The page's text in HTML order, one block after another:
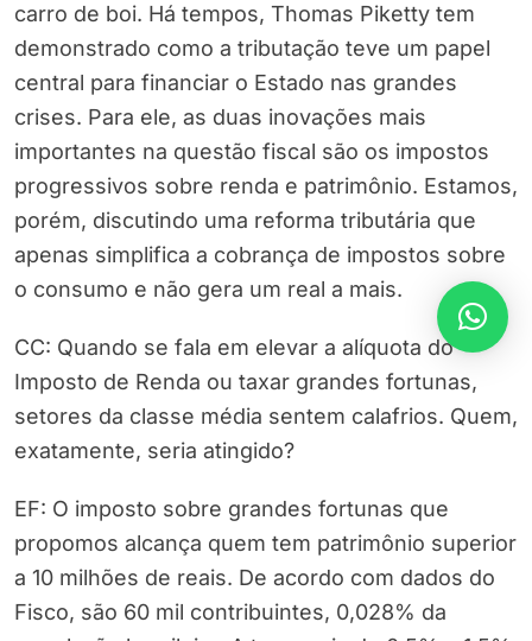
carro de boi. Há tempos, Thomas Piketty tem
demonstrado como a tributação teve um papel
central para financiar o Estado nas grandes
crises. Para ele, as duas inovações mais
importantes na questão fiscal são os impostos
progressivos sobre renda e patrimônio. Estamos,
porém, discutindo uma reforma tributária que
apenas simplifica a cobrança de impostos sobre
o consumo e não gera um real a mais.
CC: Quando se fala em elevar a alíquota do
Imposto de Renda ou taxar grandes fortunas,
setores da classe média sentem calafrios. Quem,
exatamente, seria atingido?
EF: O imposto sobre grandes fortunas que
propomos alcança quem tem patrimônio superior
a 10 milhões de reais. De acordo com dados do
Fisco, são 60 mil contribuintes, 0,028% da